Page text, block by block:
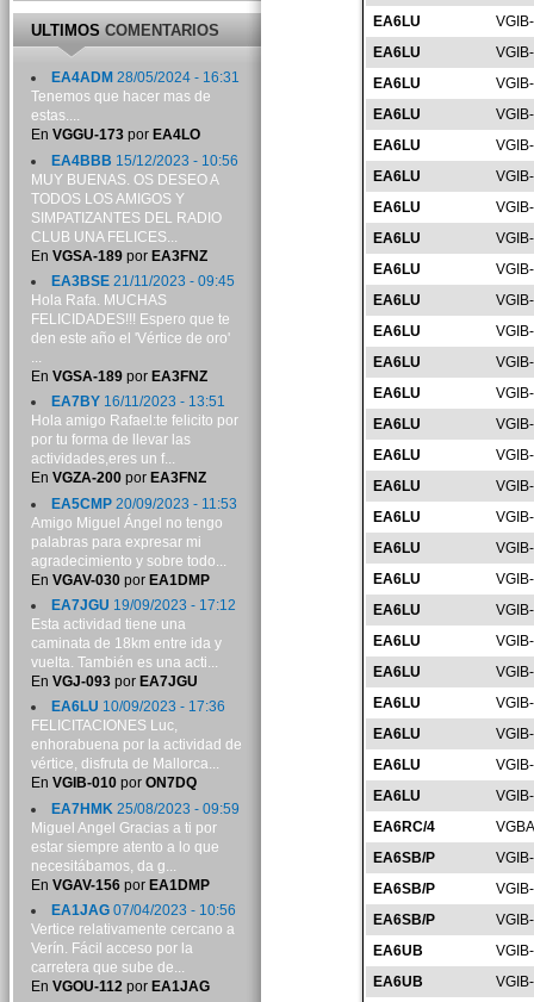
EA6LU
EA6LU
EA6LU
EA6LU
EA6LU
EA6LU
EA6LU
EA6LU
EA6LU
EA6LU
EA6LU
EA6LU
EA6LU
EA6LU
EA6LU
EA6LU
EA6LU
EA6LU
EA6LU
EA6LU
EA6LU
EA6LU
EA6LU
EA6LU
EA6LU
EA6LU
EA6RC/4
EA6SB/P
EA6SB/P
EA6SB/P
EA6UB
EA6UB
ULTIMOSCOMENTARIOS
EA4ADM 28/05/2024 - 16:31
Tenemos que hacer mas de
estas....
En VGGU-173por EA4LO
EA4BBB 15/12/2023 - 10:56
MUY BUENAS. OS DESEO A
TODOS LOS AMIGOS Y
SIMPATIZANTES DEL RADIO
CLUB UNA FELICES...
En VGSA-189por EA3FNZ
EA3BSE21/11/2023 - 09:45
Hola Rafa. MUCHAS
FELICIDADES!!! Espero que te
den este año el 'Vértice de oro'
...
En VGSA-189por EA3FNZ
EA7BY16/11/2023 - 13:51
Hola amigo Rafael:te felicito por
por tu forma de llevar las
actividades,eres un f...
En VGZA-200por EA3FNZ
EA5CMP20/09/2023 - 11:53
Amigo Miguel Ángel no tengo
palabras para expresar mi
agradecimiento y sobre todo...
En VGAV-030por EA1DMP
EA7JGU 19/09/2023 - 17:12
Esta actividad tiene una
caminata de 18km entre ida y
vuelta. También es una acti...
En VGJ-093por EA7JGU
EA6LU 10/09/2023 - 17:36
FELICITACIONES Luc,
enhorabuena por la actividad de
vértice, disfruta de Mallorca...
En VGIB-010por ON7DQ
EA7HMK 25/08/2023 - 09:59
Miguel Angel Gracias a ti por
estar siempre atento a lo que
necesitábamos, da g...
En VGAV-156por EA1DMP
EA1JAG07/04/2023 - 10:56
Vertice relativamente cercano a
Verín. Fácil acceso por la
carretera que sube de...
En VGOU-112por EA1JAG